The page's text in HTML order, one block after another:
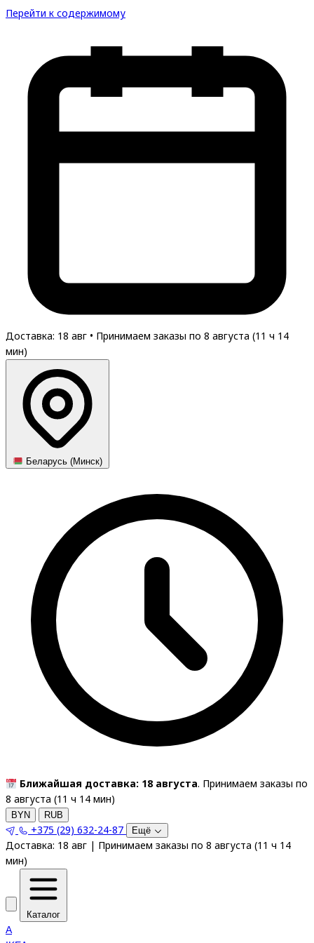
Перейти к содержимому
Доставка: 18 авг • Принимаем заказы по 8 августа (11 ч 14
мин)
Беларусь (Минск)
Ближайшая доставка: 18 августа. Принимаем заказы по
8 августа (11 ч 14 мин)
BYN RUB
+375 (29) 632-24-87 Ещё
Доставка: 18 авг | Принимаем заказы по 8 августа (11 ч 14
мин)
Каталог
A